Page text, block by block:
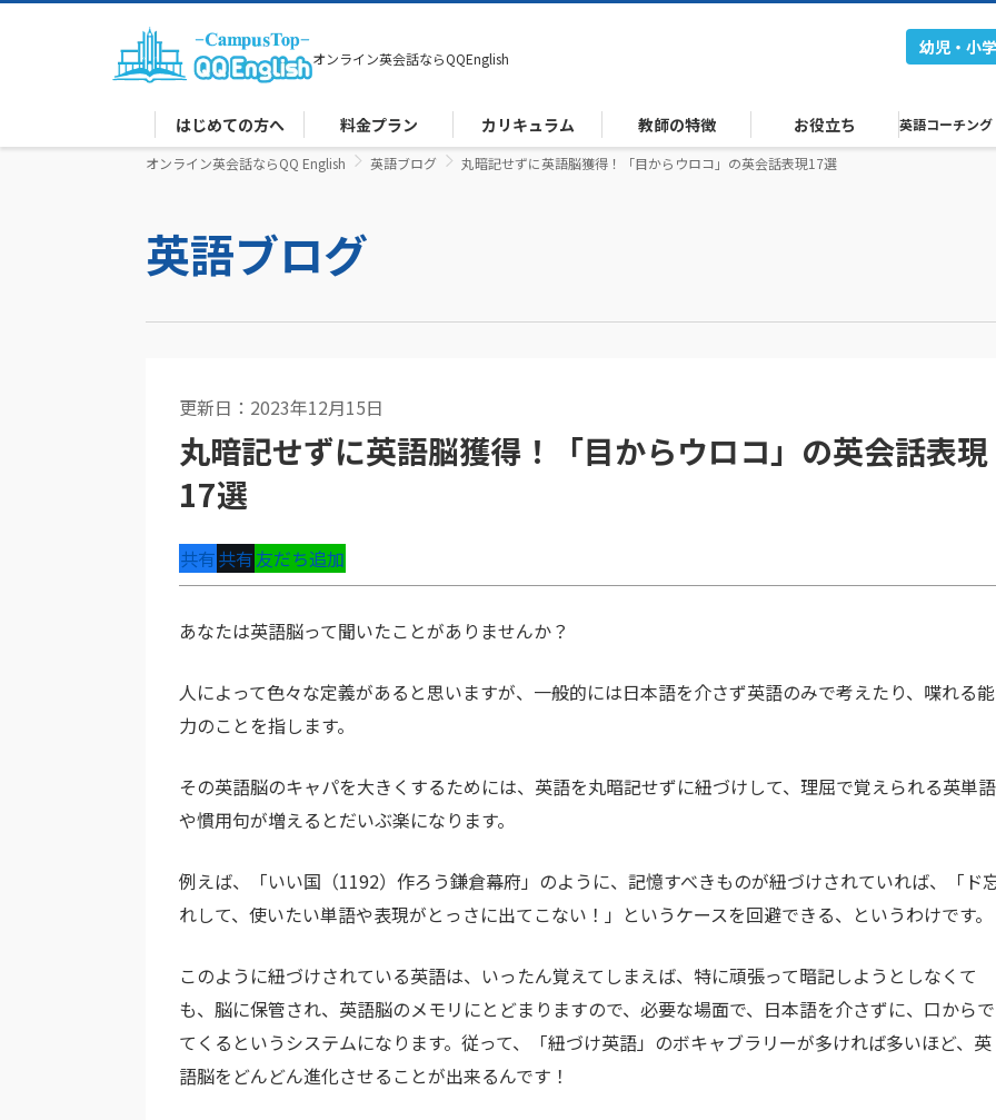
オンライン英会話ならQQEnglish
幼児・小
はじめての方へ 料金プラン カリキュラム 教師の特徴 お役立ち 英語コーチング
オンライン英会話ならQQ English 英語ブログ 丸暗記せずに英語脳獲得！「目からウロコ」の英会話表現17選
英語ブログ
更新日：2023年12月15日
丸暗記せずに英語脳獲得！「目からウロコ」の英会話表現
17選
共有共有友だち追加
あなたは英語脳って聞いたことがありませんか？
人によって色々な定義があると思いますが、一般的には日本語を介さず英語のみで考えたり、喋れる能
力のことを指します。
その英語脳のキャパを大きくするためには、英語を丸暗記せずに紐づけして、理屈で覚えられる英単語
や慣用句が増えるとだいぶ楽になります。
例えば、「いい国（1192）作ろう鎌倉幕府」のように、記憶すべきものが紐づけされていれば、「ド
れして、使いたい単語や表現がとっさに出てこない！」というケースを回避できる、というわけです。
このように紐づけされている英語は、いったん覚えてしまえば、特に頑張って暗記しようとしなくて
も、脳に保管され、英語脳のメモリにとどまりますので、必要な場面で、日本語を介さずに、口からで
てくるというシステムになります。従って、「紐づけ英語」のボキャブラリーが多ければ多いほど、英
語脳をどんどん進化させることが出来るんです！